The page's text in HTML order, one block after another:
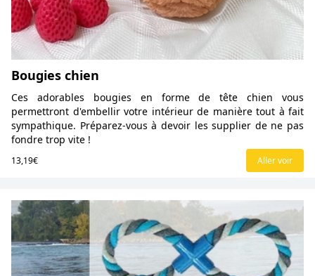
Bougies chien
Ces adorables bougies en forme de tête chien vous
permettront d'embellir votre intérieur de manière tout à fait
sympathique. Préparez-vous à devoir les supplier de ne pas
fondre trop vite !
13,19€ Aller voir